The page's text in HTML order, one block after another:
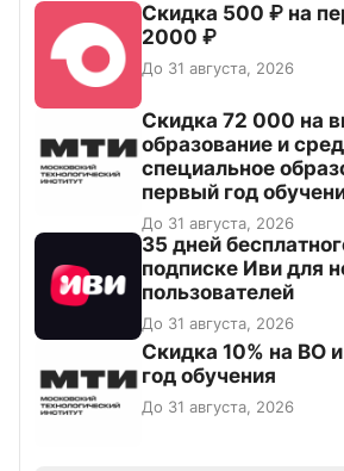
Скидка 500 ₽ на
2000 ₽
До 31 августа, 2026
Скидка 72 000 на
образование и
специальное
первый год
До 31 августа, 2026
35 дней
подписке Иви для
пользователей
До 31 августа, 2026
Скидка 10% на ВО
год обучения
До 31 августа, 2026